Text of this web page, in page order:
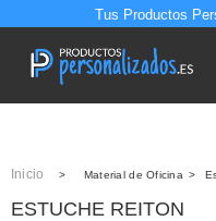
Tus Productos
Inicio > Material de Oficina >
ESTUCHE REITON